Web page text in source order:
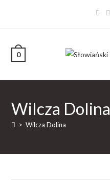
0
Wilcza Dolina
> Wilcza Dolina